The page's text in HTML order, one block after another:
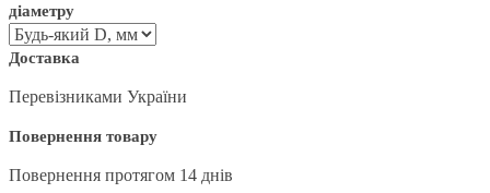
діаметру
Доставка
Перевізниками України
Повернення товару
Повернення протягом 14 днів